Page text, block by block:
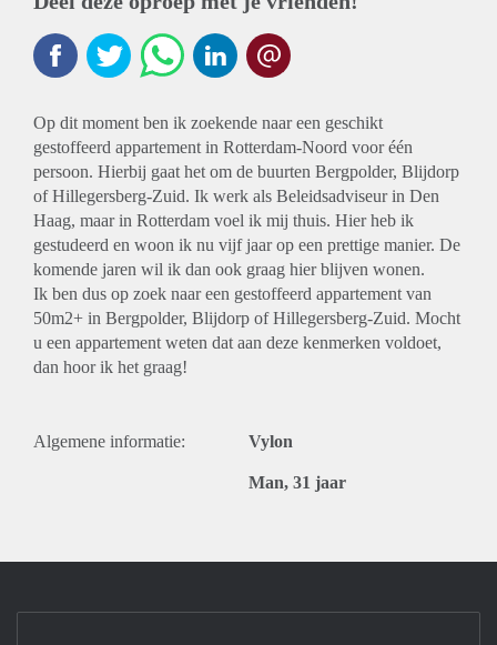
Op dit moment ben ik zoekende naar een geschikt
gestoffeerd appartement in Rotterdam-Noord voor één
persoon. Hierbij gaat het om de buurten Bergpolder, Blijdorp
of Hillegersberg-Zuid. Ik werk als Beleidsadviseur in Den
Haag, maar in Rotterdam voel ik mij thuis. Hier heb ik
gestudeerd en woon ik nu vijf jaar op een prettige manier. De
komende jaren wil ik dan ook graag hier blijven wonen.
Ik ben dus op zoek naar een gestoffeerd appartement van
50m2+ in Bergpolder, Blijdorp of Hillegersberg-Zuid. Mocht
u een appartement weten dat aan deze kenmerken voldoet,
dan hoor ik het graag!
Algemene informatie: Vylon
Man, 31 jaar